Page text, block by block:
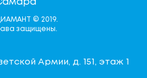
© 2019.
защищены.
Армии, д. 151, этаж 1